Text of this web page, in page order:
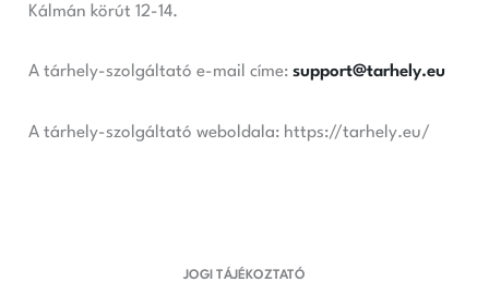
Kálmán körút 12-14.
A tárhely-szolgáltató e-mail címe:support@tarhely.eu
A tárhely-szolgáltató weboldala: https://tarhely.eu/
JOGI TÁJÉKOZTATÓ